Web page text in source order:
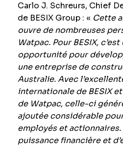
Carlo J. Schreurs, Chief
de BESIX Group : « Cette
ouvre de nombreuses
Watpac. Pour BESIX,
opportunité pour
une entreprise de
Australie. Avec
internationale de BESIX
de Watpac, celle-ci
ajoutée considérable
employés et
puissance financière et